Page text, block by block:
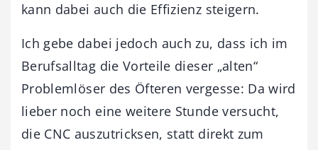
kann dabei auch die Effizienz steigern.
Ich gebe dabei jedoch auch zu, dass ich im
Berufsalltag die Vorteile dieser „alten“
Problemlöser des Öfteren vergesse: Da wird
lieber noch eine weitere Stunde versucht,
die CNC auszutricksen, statt direkt zum